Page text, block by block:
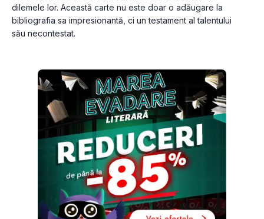
dilemele lor. Această carte nu este doar o adăugare la
bibliografia sa impresionantă, ci un testament al talentului
său necontestat.